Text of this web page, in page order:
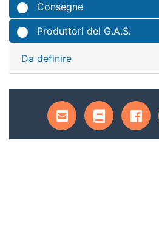
Consegne
Produttori del G.A.S.
Da definire